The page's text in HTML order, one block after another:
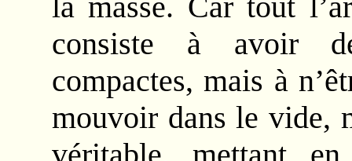
consiste à avoir
compactes, mais à
mouvoir dans le vide,